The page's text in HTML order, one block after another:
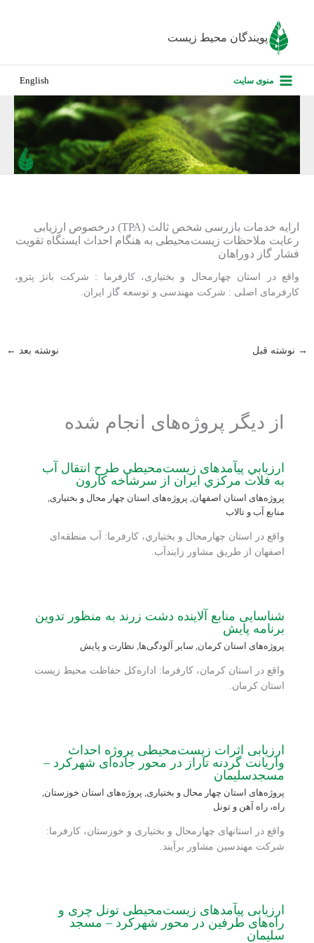
پویندگان محیط زیست
منوی سایت English
ارایه خدمات بازرسی شخص ثالث (TPA) درخصوص ارزیابی
رعایت ملاحظات زیست‌محیطی به هنگام احداث ایستگاه تقویت
فشار گاز دوراهان
واقع در استان چهارمحال و بختیاری، کارفرما : شرکت بانژ پترو،
کارفرمای اصلی : شرکت مهندسی و توسعه گاز ایران.
→ نوشته قبل نوشته بعد ←
از دیگر پروژه‌های انجام شده
ارزيابي پی‏آمدهای زيست‏‌محيطي طرح انتقال آب
به فلات مركزي ايران از سرشاخه كارون
پروژه‌های استان اصفهان, پروژه‌های استان چهار محال و بختیاری,
منابع آب و تالاب
واقع در استان چهارمحال و بختياري، کارفرما: آب منطقه‌ای
اصفهان از طریق مشاور زایندآب.
شناسایی منابع آلاینده دشت زرند به منظور تدوین
برنامه پایش
پروژه‌های استان کرمان, سایر آلودگی‌ها, نظارت و پایش
واقع در استان کرمان، کارفرما: اداره‌کل حفاظت محیط زیست
استان کرمان.
ارزیابی اثرات زیست‌محیطی پروژه احداث
واریانت گردنه تاراز در محور جاده‌ای شهرکرد –
مسجدسلیمان
پروژه‌های استان چهار محال و بختیاری, پروژه‌های استان خوزستان,
راه، راه آهن و تونل
واقع در استان‏های چهارمحال و بختیاری و خوزستان، کارفرما:
شرکت مهندسین مشاور برآیند.
ارزیابی پیآمدهای زیست‌محیطی تونل چری و
راه‌های طرفین در محور شهرکرد – مسجد
سلیمان
درباره ما
پروژه‌های
تماس با ما